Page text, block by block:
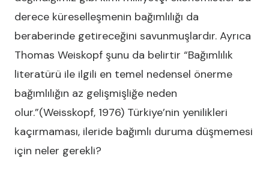
derece küreselleşmenin bağımlılığı da
beraberinde getireceğini savunmuşlardır. Ayrıca
Thomas Weiskopf şunu da belirtir “Bağımlılık
literatürü ile ilgili en temel nedensel önerme
bağımlılığın az gelişmişliğe neden
olur.”(Weisskopf, 1976) Türkiye’nin yenilikleri
kaçırmaması, ileride bağımlı duruma düşmemesi
için neler gerekli?